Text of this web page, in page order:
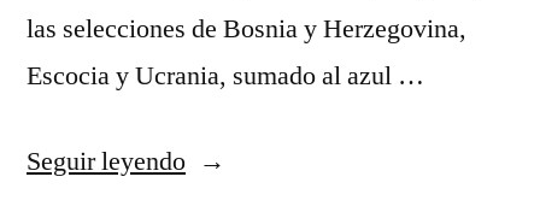
las selecciones de Bosnia y Herzegovina,
Escocia y Ucrania, sumado al azul …
Seguir leyendo«camisetas